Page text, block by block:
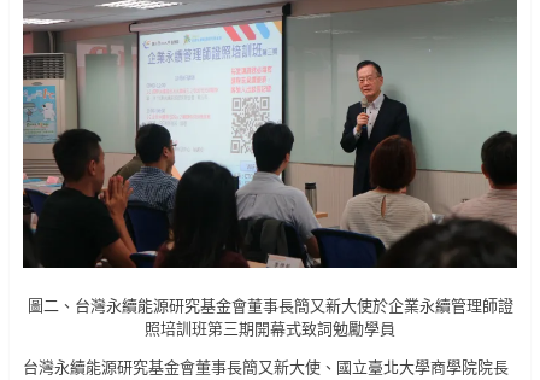
圖二、台灣永續能源研究基金會董事長簡又新大使於企業永續管理師證
照培訓班第三期開幕式致詞勉勵學員
台灣永續能源研究基金會董事長簡又新大使、國立臺北大學商學院院長